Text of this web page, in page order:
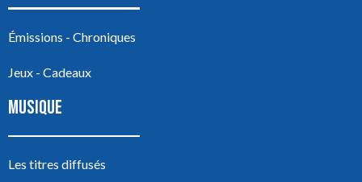
Émissions - Chroniques
Jeux - Cadeaux
MUSIQUE
Les titres diffusés